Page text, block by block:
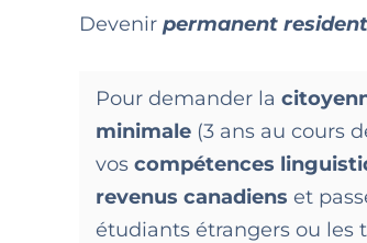
Devenir permanent resident
Pour demander la
minimale (3 ans au cours
vos compétences
revenus canadiens et
étudiants étrangers ou les